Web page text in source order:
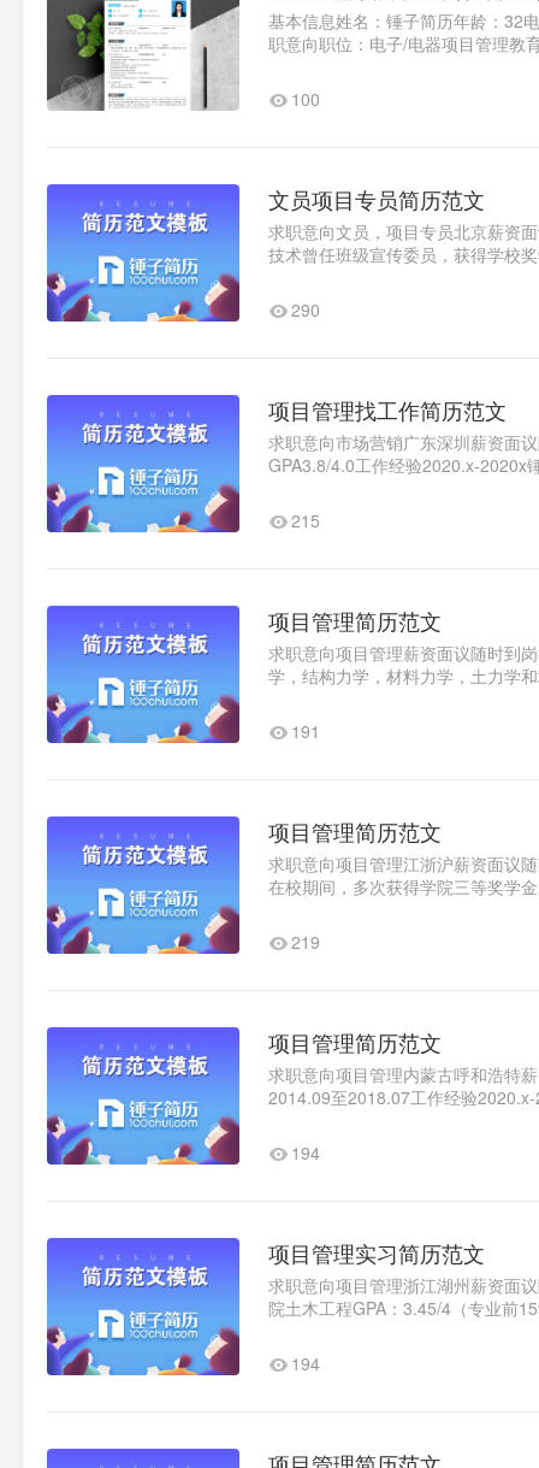
基本信息姓名：锤子简历年龄：32
职意向职位：电子/电器项目管理教
100
文员项目专员简历范文
求职意向文员，项目专员北京薪资
技术曾任班级宣传委员，获得学校
290
项目管理找工作简历范文
求职意向市场营销广东深圳薪资面
GPA3.8/4.0工作经验2020.x-2020x
215
项目管理简历范文
求职意向项目管理薪资面议随时到
学，结构力学，材料力学，土力学
191
项目管理简历范文
求职意向项目管理江浙沪薪资面议
在校期间，多次获得学院三等奖学
219
项目管理简历范文
求职意向项目管理内蒙古呼和浩特
2014.09至2018.07工作经验
194
项目管理实习简历范文
求职意向项目管理浙江湖州薪资面
院土木工程GPA：3.45/4（专业前
194